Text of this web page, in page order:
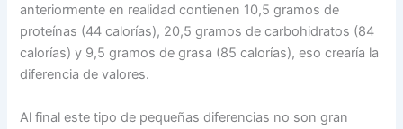
anteriormente en realidad contienen 10,5 gramos de
proteínas (44 calorías), 20,5 gramos de carbohidratos (84
calorías) y 9,5 gramos de grasa (85 calorías), eso crearía la
diferencia de valores.
Al final este tipo de pequeñas diferencias no son gran